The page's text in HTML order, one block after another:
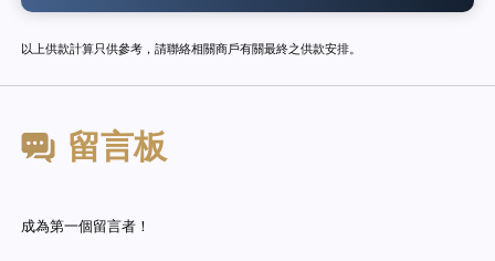
以上供款計算只供參考，請聯絡相關商戶有關最終之供款安排。
留言板
成為第一個留言者！